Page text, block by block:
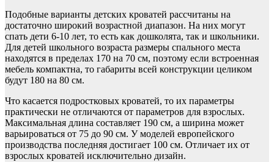
Подобные варианты детских кроватей рассчитаны на
достаточно широкий возрастной диапазон. На них могут
спать дети 6-10 лет, то есть как дошколята, так и школьники.
Для детей школьного возраста размеры спального места
находятся в пределах 170 на 70 см, поэтому если встроенная
мебель компактна, то габариты всей конструкции целиком
будут 180 на 80 см.
Что касается подростковых кроватей, то их параметры
практически не отличаются от параметров для взрослых.
Максимальная длина составляет 190 см, а ширина может
варьироваться от 75 до 90 см. У моделей европейского
производства последняя достигает 100 см. Отличает их от
взрослых кроватей исключительно дизайн.